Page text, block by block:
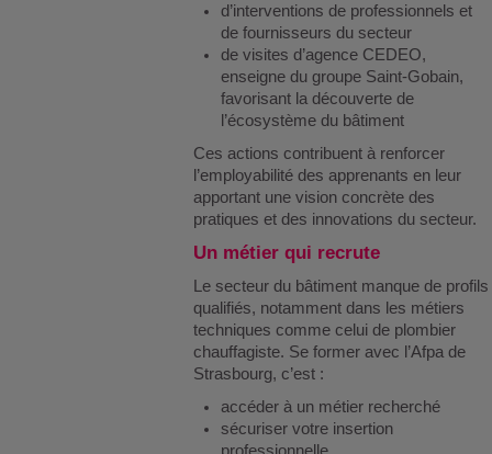
d’interventions de professionnels et
de fournisseurs du secteur
de visites d’agence CEDEO,
enseigne du groupe Saint-Gobain,
favorisant la découverte de
l’écosystème du bâtiment
Ces actions contribuent à renforcer
l’employabilité des apprenants en leur
apportant une vision concrète des
pratiques et des innovations du secteur.
Un métier qui recrute
Le secteur du bâtiment manque de profils
qualifiés, notamment dans les métiers
techniques comme celui de plombier
chauffagiste. Se former avec l’Afpa de
Strasbourg, c’est :
accéder à un métier recherché
sécuriser votre insertion